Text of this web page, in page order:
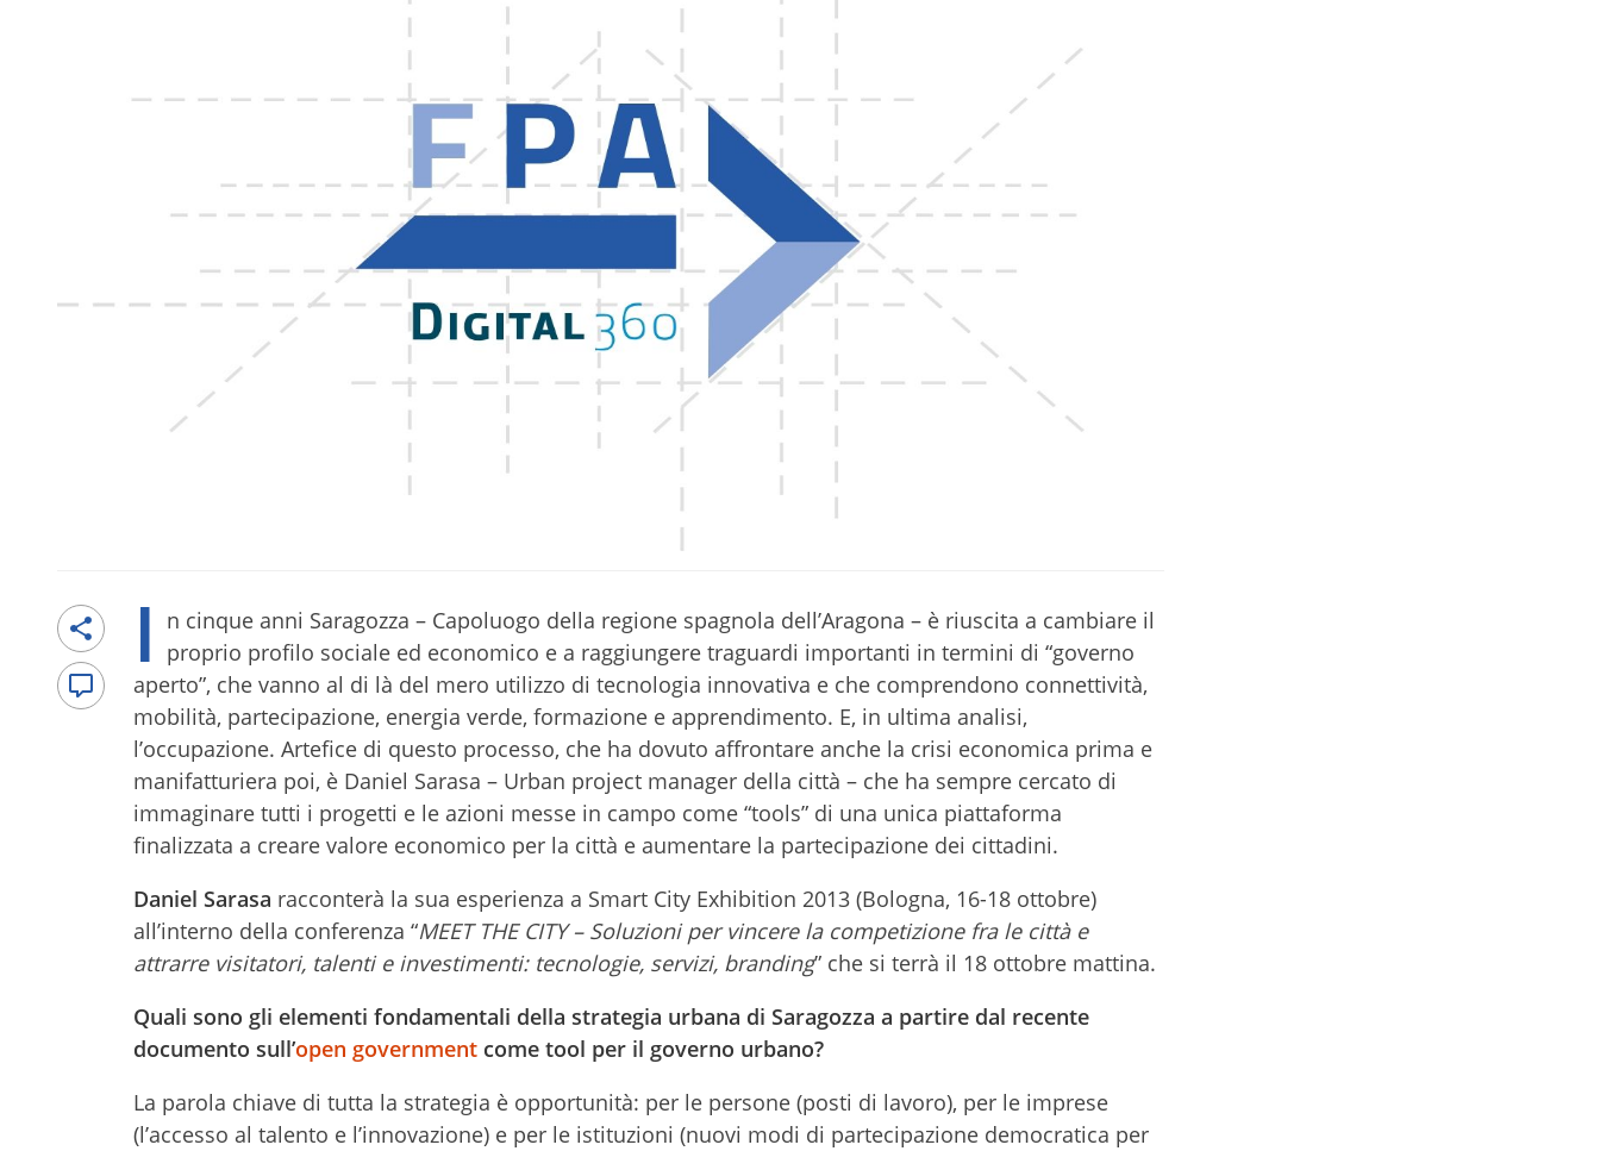
I
n cinque anni Saragozza – Capoluogo della regione spagnola dell’Aragona – è riuscita a cambiare il
proprio profilo sociale ed economico e a raggiungere traguardi importanti in termini di “governo
aperto”, che vanno al di là del mero utilizzo di tecnologia innovativa e che comprendono connettività,
mobilità, partecipazione, energia verde, formazione e apprendimento. E, in ultima analisi,
l’occupazione. Artefice di questo processo, che ha dovuto affrontare anche la crisi economica prima e
manifatturiera poi, è Daniel Sarasa – Urban project manager della città – che ha sempre cercato di
immaginare tutti i progetti e le azioni messe in campo come “tools” di una unica piattaforma
finalizzata a creare valore economico per la città e aumentare la partecipazione dei cittadini.
Daniel Sarasa racconterà la sua esperienza a Smart City Exhibition 2013 (Bologna, 16-18 ottobre)
all’interno della conferenza “MEET THE CITY – Soluzioni per vincere la competizione fra le città e
attrarre visitatori, talenti e investimenti: tecnologie, servizi, branding” che si terrà il 18 ottobre mattina.
Quali sono gli elementi fondamentali della strategia urbana di Saragozza a partire dal recente
documento sull’open government come tool per il governo urbano?
La parola chiave di tutta la strategia è opportunità: per le persone (posti di lavoro), per le imprese
(l’accesso al talento e l’innovazione) e per le istituzioni (nuovi modi di partecipazione democratica per